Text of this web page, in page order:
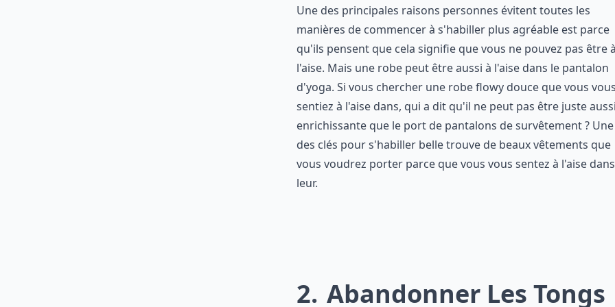
Une des principales raisons personnes évitent toutes les
manières de commencer à s'habiller plus agréable est parce
qu'ils pensent que cela signifie que vous ne pouvez pas être à
l'aise. Mais une robe peut être aussi à l'aise dans le pantalon
d'yoga. Si vous chercher une robe flowy douce que vous vous
sentiez à l'aise dans, qui a dit qu'il ne peut pas être juste aussi
enrichissante que le port de pantalons de survêtement ? Une
des clés pour s'habiller belle trouve de beaux vêtements que
vous voudrez porter parce que vous vous sentez à l'aise dans
leur.
2 Abandonner Les Tongs